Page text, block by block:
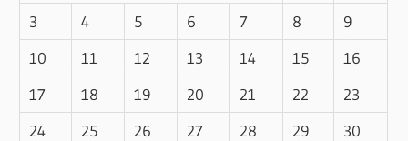
3
4 5 6 7 8
9
10
11 12 13 14 15
16
17
18 19 20 21 22
23
24
25 26 27 28 29
30